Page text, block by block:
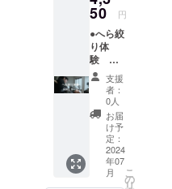
線燕三
ら車で
約8分
（現地
集合現
地解散
となり
ます。
交通費
は自己
負担）
開催日
月・
させて
いただ
きま
す。ま
た地場
産業に
ついて
など地
元民で
ないと
知りえ
ない
ディー
プな内
50 円
●へら絞
り体
験 お
試し
コース
参加券
通常料
金
4,900円
へら絞
り体験
のお試
支援
者：
0人
お届
け予
定：
2024
年07
月
こ
の
リ